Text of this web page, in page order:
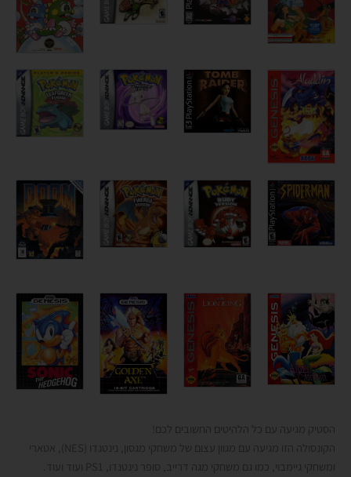
הסטיק מגיעה עם כל הלהיטים החשובים לכם!
הקונסולה הזו מגיעה עם מגוון עצום של משחקי מגסון, נינטנדו (NES), אטארי
ומשחקי גיימבוי, כמו גם משחקי מגה דרייב, סופר נינטנדו, PS1 ועוד ועוד.